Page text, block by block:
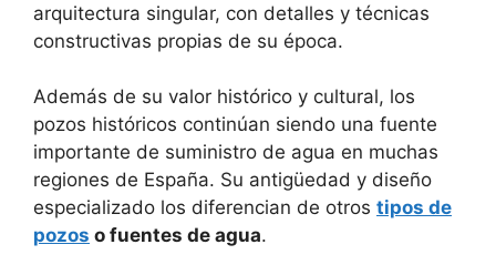
arquitectura singular, con detalles y técnicas
constructivas propias de su época.
Además de su valor histórico y cultural, los
pozos históricos continúan siendo una fuente
importante de suministro de agua en muchas
regiones de España. Su antigüedad y diseño
especializado los diferencian de otros tipos de
pozos o fuentes de agua.